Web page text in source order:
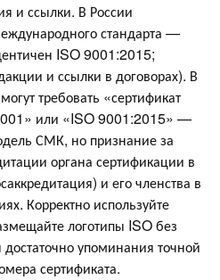
и ссылки. В России
стандарта —
ISO 9001:2015;
и ссылки в договорах). В
требовать «сертификат
или «ISO 9001:2015» —
СМК, но признание за
органа сертификации в
и его членства в
Корректно используйте
логотипы ISO без
упоминания точной
сертификата.